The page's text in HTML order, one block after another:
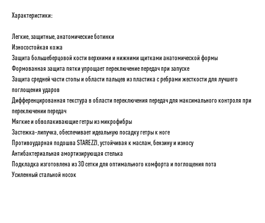
Характеристики:
Легкие, защитные, анатомические ботинки
Износостойкая кожа
Защита большеберцовой кости верхними и нижними щитками анатомической формы
Формованная защита пятки упрощает переключение передач при запуске
Защита средней части стопы и области пальцев из пластика с ребрами жесткости для лучшего
поглощения ударов
Дифференцированная текстура в области переключения передач для максимального контроля при
переключении передач
Мягкие и обволакивающие гетры из микрофибры
Застежка-липучка, обеспечивает идеальную посадку гетры к ноге
Противоударная подошва STAREZZI, устойчивая к маслам, бензину и износу
Антибактериальная амортизирующая стелька
Подкладка изготовлена из 3D сетки для оптимального комфорта и поглощения пота
Усиленный стальной носок